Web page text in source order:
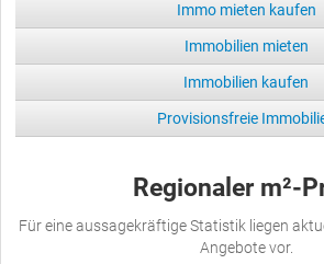
Immo mieten kaufen
Immobilien mieten
Immobilien kaufen
Provisionsfreie
Regionaler m²-
Für eine aussagekräftige Statistik liegen
Angebote vor.